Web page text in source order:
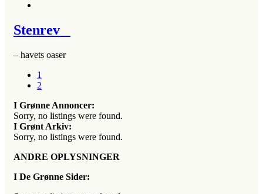
Stenrev
– havets oaser
1
2
I Grønne Annoncer:
Sorry, no listings were found.
I Grønt Arkiv:
Sorry, no listings were found.
ANDRE OPLYSNINGER
I De Grønne Sider: